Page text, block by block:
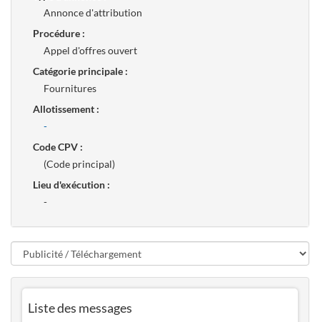
Annonce d'attribution
Procédure :
Appel d'offres ouvert
Catégorie principale :
Fournitures
Allotissement :
-
Code CPV :
(Code principal)
Lieu d'exécution :
-
Liste des messages